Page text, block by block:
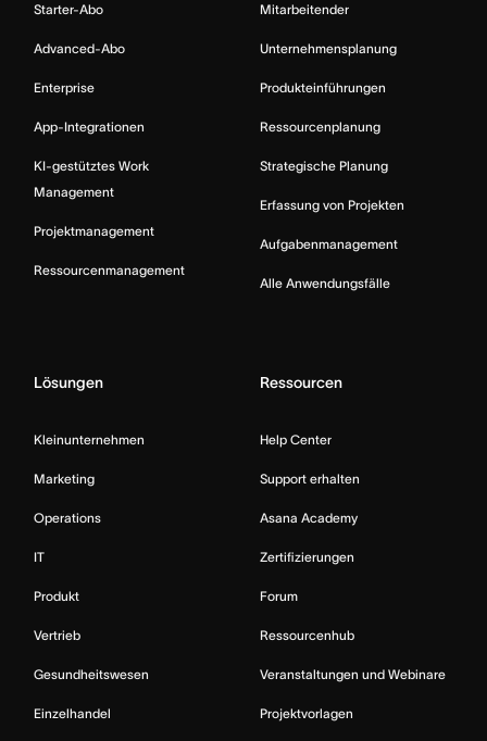
Starter-Abo
Advanced-Abo
Enterprise
App-Integrationen
KI-gestütztes Work
Management
Projektmanagement
Ressourcenmanagement
Mitarbeitender
Unternehmensplanung
Produkteinführungen
Ressourcenplanung
Strategische Planung
Erfassung von Projekten
Aufgabenmanagement
Alle Anwendungsfälle
Lösungen
Kleinunternehmen
Marketing
Operations
IT
Produkt
Vertrieb
Gesundheitswesen
Einzelhandel
Ressourcen
Help Center
Support erhalten
Asana Academy
Zertifizierungen
Forum
Ressourcenhub
Veranstaltungen und Webinare
Projektvorlagen